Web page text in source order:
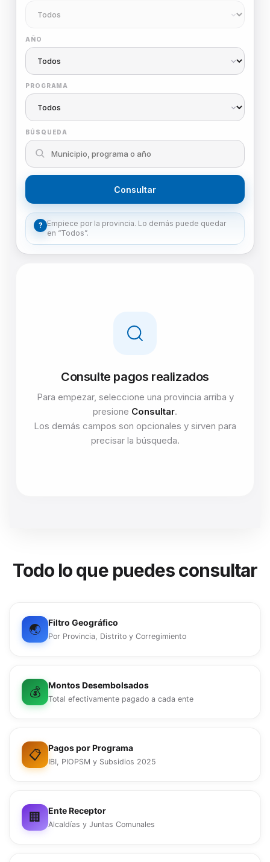
Todo lo que puedes consultar
🌏 Filtro Geográfico
Por Provincia, Distrito y Corregimiento
💰 Montos Desembolsados
Total efectivamente pagado a cada ente
📋 Pagos por Programa
IBI, PIOPSM y Subsidios 2025
🏢 Ente Receptor
Alcaldías y Juntas Comunales